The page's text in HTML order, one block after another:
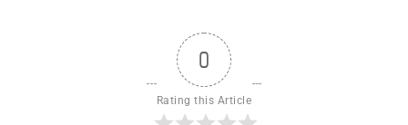
0
Rating this Article